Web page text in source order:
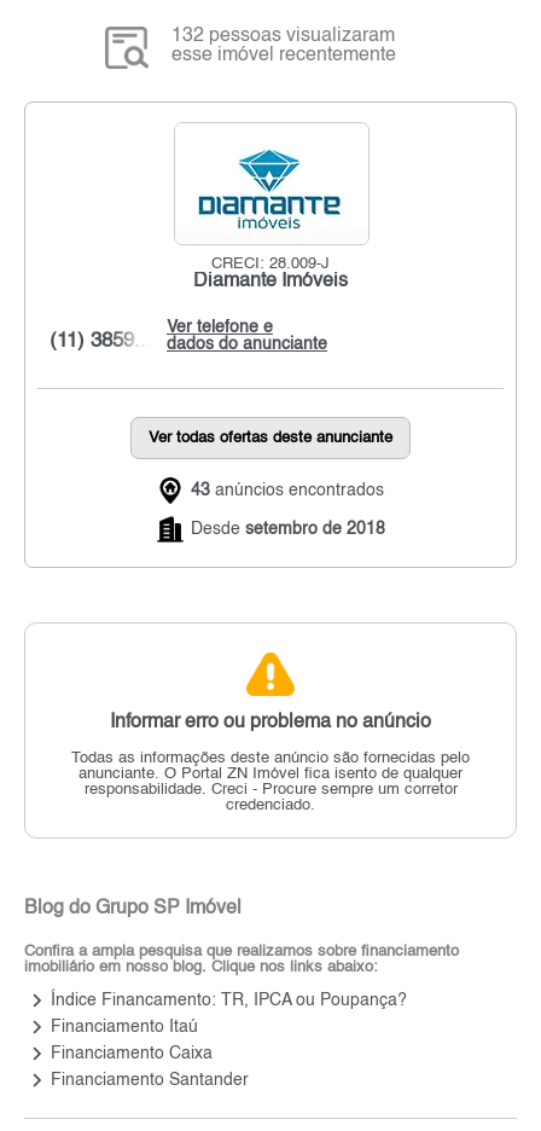
132 pessoas visualizaram
esse imóvel recentemente
CRECI: 28.009-J
Diamante Imóveis
Ver telefone e
dados do anunciante
(11) 3859...
Ver todas ofertas deste anunciante
43 anúncios encontrados
Desde setembro de 2018
Informar erro ou problema no anúncio
Todas as informações deste anúncio são fornecidas pelo
anunciante. O Portal ZN Imóvel fica isento de qualquer
responsabilidade. Creci - Procure sempre um corretor
credenciado.
Blog do Grupo SP Imóvel
Confira a ampla pesquisa que realizamos sobre financiamento
imobiliário em nosso blog. Clique nos links abaixo:
keyboard_arrow_right Índice Financamento: TR, IPCA ou Poupança?
keyboard_arrow_right Financiamento Itaú
keyboard_arrow_right Financiamento Caixa
keyboard_arrow_right Financiamento Santander